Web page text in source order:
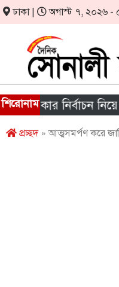
ঢাকা | অগাস্ট ৭, ২০২৬ -
শিরোনামনির্বাচন নিয়ে
প্রচ্ছদ» আত্মসমর্পণ করে